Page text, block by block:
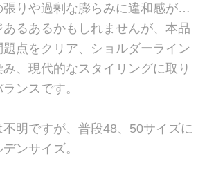
張りや過剰な膨らみに違和感が…
あるあるかもしれませんが、本品
点をクリア、ショルダーライン
、現代的なスタイリングに取り
ンスです。
明ですが、普段48、50サイズに
ンサイズ。